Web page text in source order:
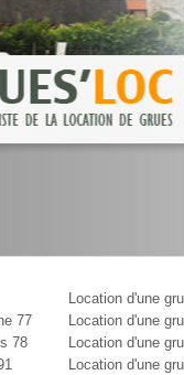
77
78
Location d'une
Location d'une
Location d'une
Location d'une